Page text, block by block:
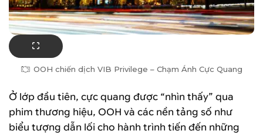
OOH chiến dịch VIB Privilege – Chạm Ánh Cực Quang
Ở lớp đầu tiên, cực quang được “nhìn thấy” qua
phim thương hiệu, OOH và các nền tảng số như
biểu tượng dẫn lối cho hành trình tiến đến những